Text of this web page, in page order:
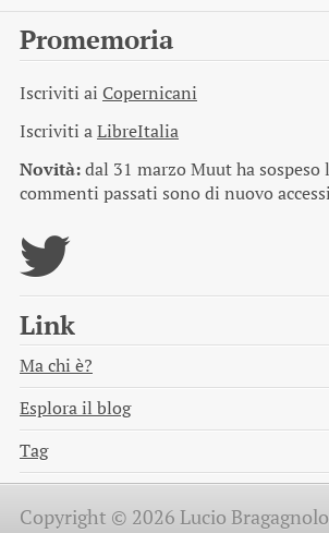
Promemoria
Iscriviti ai Copernicani
Iscriviti aLibreItalia
Novità:dal 31 marzo Muut ha sospeso
commenti passati sono di nuovo
Link
Ma chi è?
Esplora il blog
Tag
Copyright © 2026 Lucio